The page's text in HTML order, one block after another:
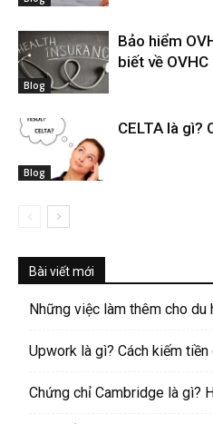
Blog
Bảo hiểm
biết về OVHC
Blog
CELTA là gì?
Bài viết mới
Những việc làm thêm cho du
Upwork là gì? Cách kiếm
Chứng chỉ Cambridge là gì?